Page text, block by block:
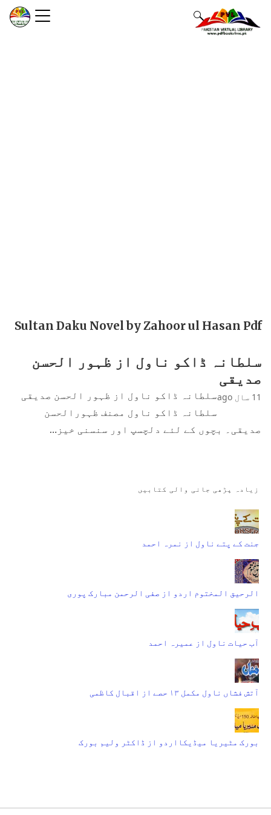
Sultan Daku Novel by Zahoor ul Hasan Pdf
سلطانہ ڈاکو ناول از ظہور الحسن
صدیقی
11 سال ago
سلطانہ ڈاکو ناول از ظہور الحسن صدیقی
سلطانہ ڈاکو ناول مصنف ظہورالحسن
صدیقی۔ بچوں کے لئے دلچسپ اور سنسنی خیز…
زیادہ پڑھی جانی والی کتابیں
جنت کے پتے ناول از نمرہ احمد
الرحیق المختوم اردو از صفی الرحمن مبارک پوری
آب حیات ناول از عمیرہ احمد
آتش فشاں ناول مکمل ۱۳ حصے از اقبال کاظمی
بورک مٹیریا میڈیکااردو از ڈاکٹر ولیم بورک